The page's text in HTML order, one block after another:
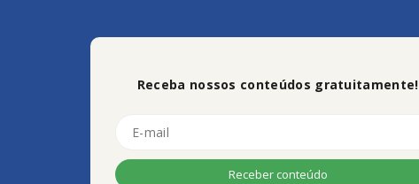
Receba nossos conteúdos gratuitamente!